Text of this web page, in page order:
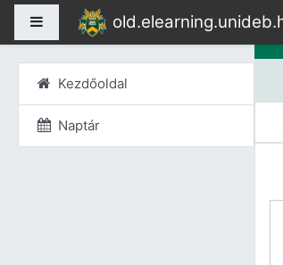
Oldalpanel
Kezdőoldal
Naptár